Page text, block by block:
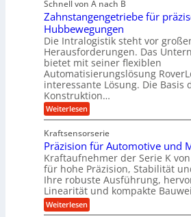
p
o
u
n
d
w
e
n
i
e
B
ü
r
o
m
V
e
r
g
l
e
i
h
c
h
e
i
n
2
2
V
a
r
i
n
e
n
g
i
e
s
b
e
z
i
e
h
t
n
e
e
n
S
t
a
n
d
o
r
n
s
c
h
e
n
a
u
c
h
i
n
Z
e
e
n
v
o
n
K
Schnell von A nach B
Zahnstangengetriebe für
Hubbewegungen
Die Intralogistik steht vor
Herausforderungen. Das
bietet mit seiner flexiblen
Automatisierungslösung
interessante Lösung. Die Basis
Konstruktion…
Weiterlesen:
Z
h
n
s
t
a
n
g
e
n
Kraftsensorserie
Präzision für Automotive und
Kraftaufnehmer der Serie K
für hohe Präzision, Stabilität
Ihre robuste Ausführung,
Linearität und kompakte
Weiterlesen:
P